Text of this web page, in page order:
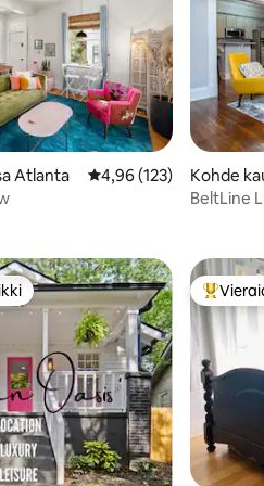
Atlanta Keskimääräinen arvio
4,96 (123)
Kohde
BeltLine
parhaimmistoa